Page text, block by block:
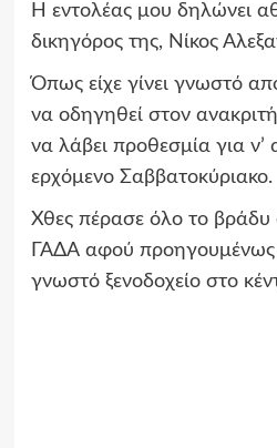
Η εντολέας μου δηλώνει
δικηγόρος της, Νίκος
Όπως είχε γίνει γνωστό
να οδηγηθεί στον
να λάβει προθεσμία για
ερχόμενο Σαββατοκύριακο.
Χθες πέρασε όλο το βράδυ
ΓΑΔΑ αφού
γνωστό ξενοδοχείο στο